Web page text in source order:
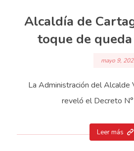
Alcaldía de
toque de
mayo 9,
La Administración del Alcalde
reveló el Decreto
Leer más